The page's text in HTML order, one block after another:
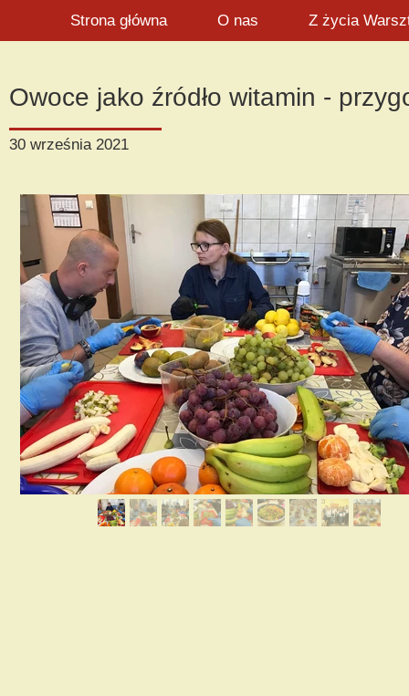
30 września 2021
Owoce jako źródło witamin -
Strona główna O nas Z życia